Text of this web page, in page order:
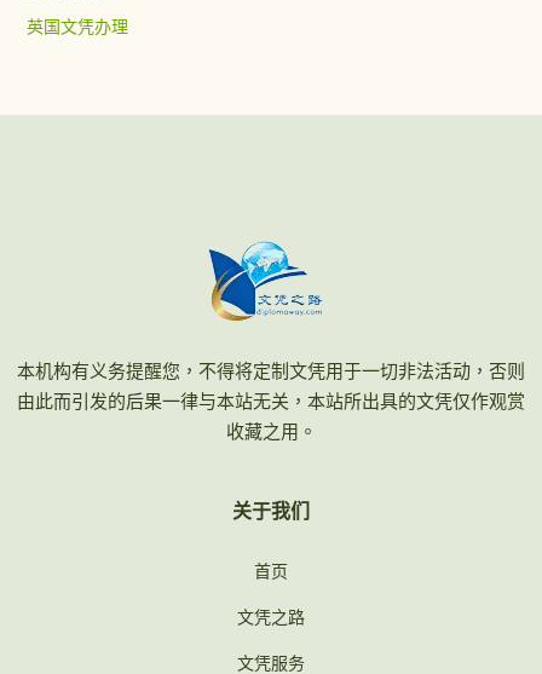
英国文凭办理
本机构有义务提醒您，不得将定制文凭用于一切非法活动，否则
由此而引发的后果一律与本站无关，本站所出具的文凭仅作观赏
收藏之用。
关于我们
首页
文凭之路
文凭服务